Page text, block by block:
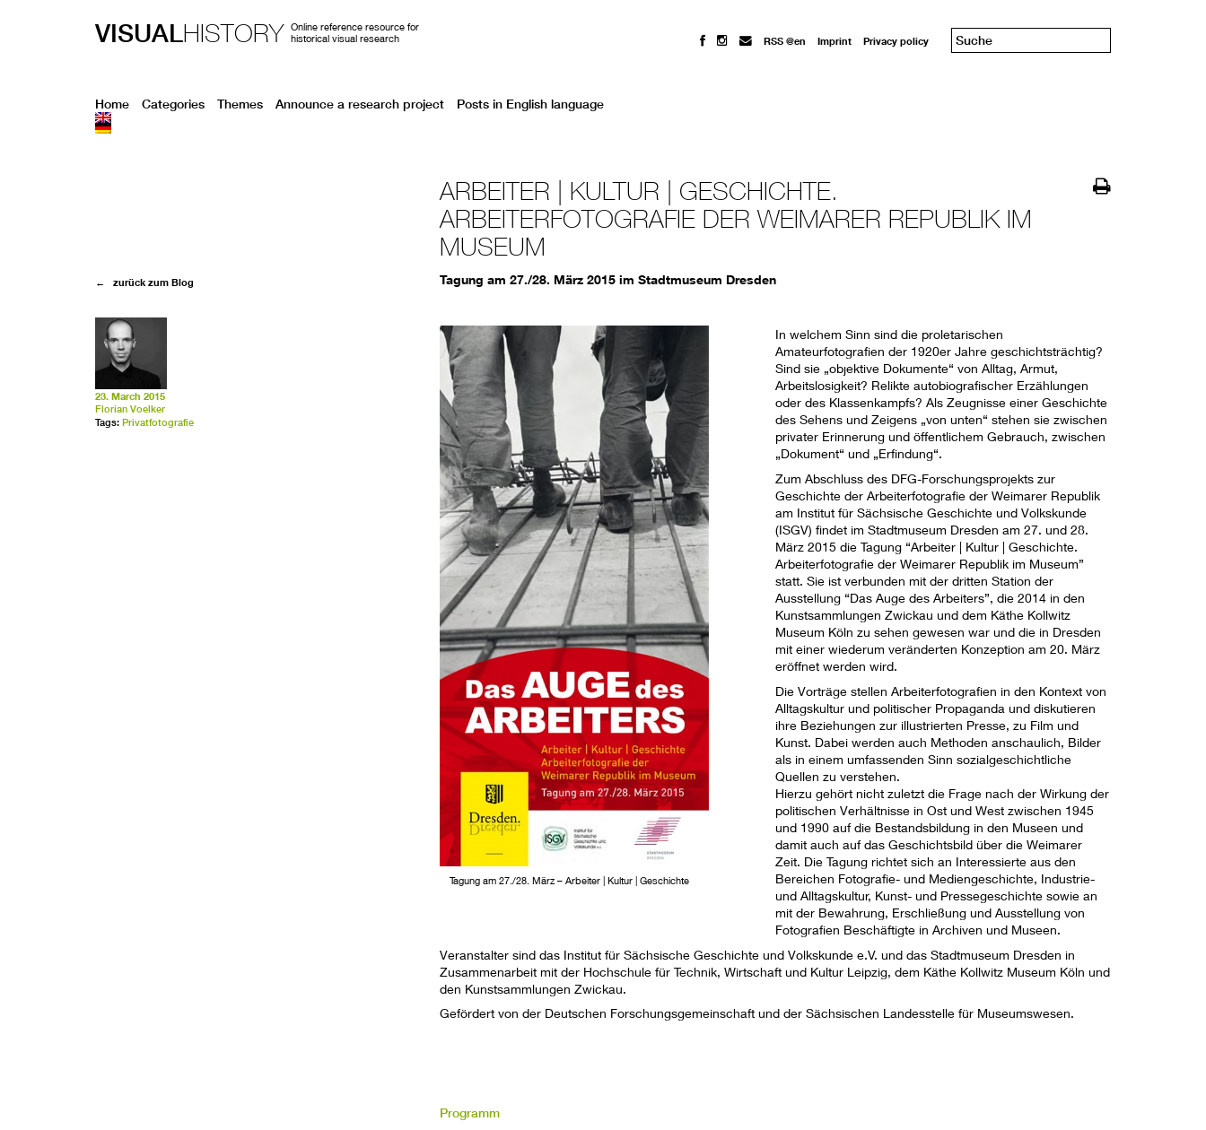
VISUALHISTORY
Online reference resource for
historical visual research
RSS @en Imprint Privacy policy
Home Categories Themes Announce a research project Posts in English language
ARBEITER | KULTUR | GESCHICHTE.
ARBEITERFOTOGRAFIE DER WEIMARER REPUBLIK IM
MUSEUM
Tagung am 27./28. März 2015 im Stadtmuseum Dresden
Tagung am 27./28. März – Arbeiter | Kultur | Geschichte
In welchem Sinn sind die proletarischen
Amateurfotografien der 1920er Jahre geschichtsträchtig?
Sind sie „objektive Dokumente“ von Alltag, Armut,
Arbeitslosigkeit? Relikte autobiografischer Erzählungen
oder des Klassenkampfs? Als Zeugnisse einer Geschichte
des Sehens und Zeigens „von unten“ stehen sie zwischen
privater Erinnerung und öffentlichem Gebrauch, zwischen
„Dokument“ und „Erfindung“.
Zum Abschluss des DFG-Forschungsprojekts zur
Geschichte der Arbeiterfotografie der Weimarer Republik
am Institut für Sächsische Geschichte und Volkskunde
(ISGV) findet im Stadtmuseum Dresden am 27. und 28.
März 2015 die Tagung “Arbeiter | Kultur | Geschichte.
Arbeiterfotografie der Weimarer Republik im Museum”
statt. Sie ist verbunden mit der dritten Station der
Ausstellung “Das Auge des Arbeiters”, die 2014 in den
Kunstsammlungen Zwickau und dem Käthe Kollwitz
Museum Köln zu sehen gewesen war und die in Dresden
mit einer wiederum veränderten Konzeption am 20. März
eröffnet werden wird.
Die Vorträge stellen Arbeiterfotografien in den Kontext von
Alltagskultur und politischer Propaganda und diskutieren
ihre Beziehungen zur illustrierten Presse, zu Film und
Kunst. Dabei werden auch Methoden anschaulich, Bilder
als in einem umfassenden Sinn sozialgeschichtliche
Quellen zu verstehen.
Hierzu gehört nicht zuletzt die Frage nach der Wirkung der
politischen Verhältnisse in Ost und West zwischen 1945
und 1990 auf die Bestandsbildung in den Museen und
damit auch auf das Geschichtsbild über die Weimarer
Zeit. Die Tagung richtet sich an Interessierte aus den
Bereichen Fotografie- und Mediengeschichte, Industrie-
und Alltagskultur, Kunst- und Pressegeschichte sowie an
mit der Bewahrung, Erschließung und Ausstellung von
Fotografien Beschäftigte in Archiven und Museen.
Veranstalter sind das Institut für Sächsische Geschichte und Volkskunde e.V. und das Stadtmuseum Dresden in
Zusammenarbeit mit der Hochschule für Technik, Wirtschaft und Kultur Leipzig, dem Käthe Kollwitz Museum Köln und
den Kunstsammlungen Zwickau.
Gefördert von der Deutschen Forschungsgemeinschaft und der Sächsischen Landesstelle für Museumswesen.
Programm
← zurück zum Blog
23. March 2015
Florian Voelker
Tags: Privatfotografie